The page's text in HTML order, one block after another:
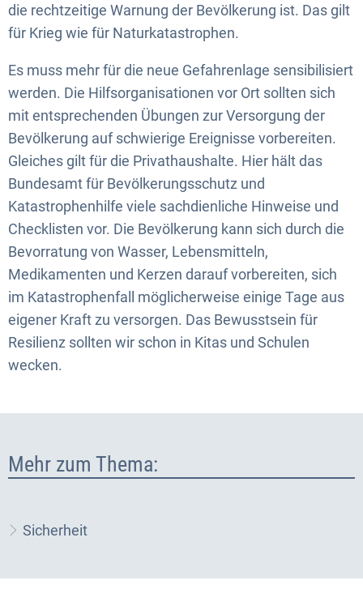
die rechtzeitige Warnung der Bevölkerung ist. Das gilt
für Krieg wie für Naturkatastrophen.
Es muss mehr für die neue Gefahrenlage sensibilisiert
werden. Die Hilfsorganisationen vor Ort sollten sich
mit entsprechenden Übungen zur Versorgung der
Bevölkerung auf schwierige Ereignisse vorbereiten.
Gleiches gilt für die Privathaushalte. Hier hält das
Bundesamt für Bevölkerungsschutz und
Katastrophenhilfe viele sachdienliche Hinweise und
Checklisten vor. Die Bevölkerung kann sich durch die
Bevorratung von Wasser, Lebensmitteln,
Medikamenten und Kerzen darauf vorbereiten, sich
im Katastrophenfall möglicherweise einige Tage aus
eigener Kraft zu versorgen. Das Bewusstsein für
Resilienz sollten wir schon in Kitas und Schulen
wecken.
Mehr zum Thema:
Sicherheit